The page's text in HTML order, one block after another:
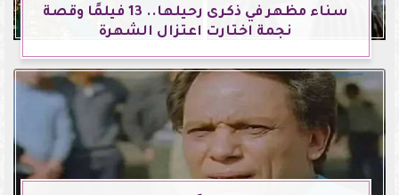
سناء مظهر في ذكرى رحيلها.. 13 فيلمًا وقصة
نجمة اختارت اعتزال الشهرة